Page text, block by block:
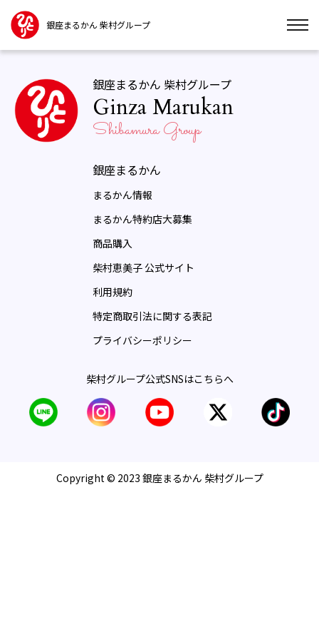
銀座まるかん 柴村グループ
銀座まるかん 柴村グループ
Ginza Marukan
Shibamura Group
銀座まるかん
まるかん情報
まるかん特約店大募集
商品購入
柴村恵美子 公式サイト
利用規約
特定商取引法に関する表記
プライバシーポリシー
柴村グループ公式SNSはこちらへ
Copyright © 2023 銀座まるかん 柴村グループ